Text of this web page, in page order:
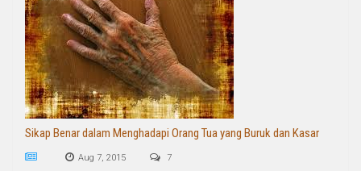
Sikap Benar dalam Menghadapi Orang Tua yang Buruk dan Kasar
Aug 7, 2015 7